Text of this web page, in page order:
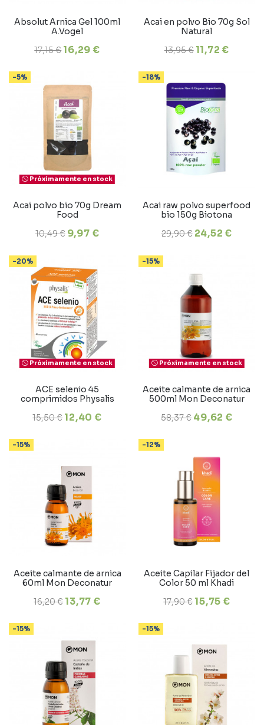
Absolut Arnica Gel 100ml
A.Vogel
17,15 € 16,29 €
Acai en polvo Bio 70g Sol
Natural
13,95 € 11,72 €
-5%
Próximamente en stock
Acai polvo bio 70g Dream
Food
10,49 € 9,97 €
-18%
Acai raw polvo superfood
bio 150g Biotona
29,90 € 24,52 €
-20%
Próximamente en stock
ACE selenio 45
comprimidos Physalis
15,50 € 12,40 €
-15%
Próximamente en stock
Aceite calmante de arnica
500ml Mon Deconatur
58,37 € 49,62 €
-15%
Aceite calmante de arnica
60ml Mon Deconatur
16,20 € 13,77 €
-12%
Aceite Capilar Fijador del
Color 50 ml Khadi
17,90 € 15,75 €
-15% -15%